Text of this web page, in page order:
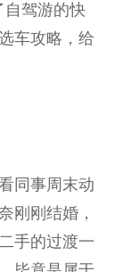
自驾游的快
车攻略，给
同事周末动
刚刚结婚，
手的过渡一